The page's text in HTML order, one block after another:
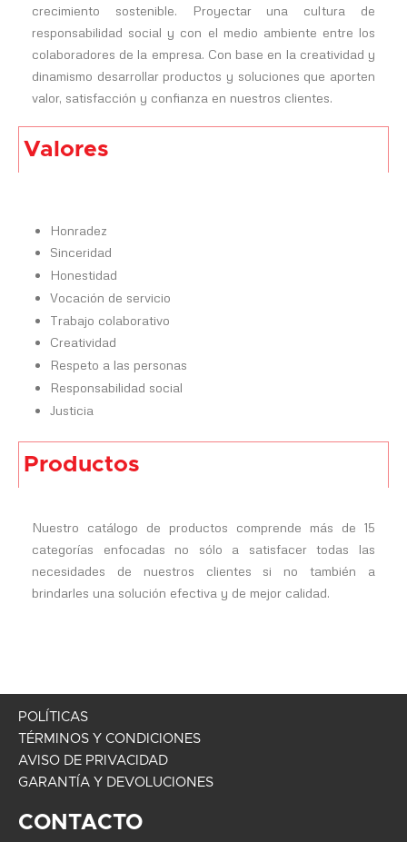
crecimiento sostenible. Proyectar una cultura de
responsabilidad social y con el medio ambiente entre los
colaboradores de la empresa. Con base en la creatividad y
dinamismo desarrollar productos y soluciones que aporten
valor, satisfacción y confianza en nuestros clientes.
Valores
Honradez
Sinceridad
Honestidad
Vocación de servicio
Trabajo colaborativo
Creatividad
Respeto a las personas
Responsabilidad social
Justicia
Productos
Nuestro catálogo de productos comprende más de 15
categorías enfocadas no sólo a satisfacer todas las
necesidades de nuestros clientes si no también a
brindarles una solución efectiva y de mejor calidad.
POLÍTICAS
TÉRMINOS Y CONDICIONES
AVISO DE PRIVACIDAD
GARANTÍA Y DEVOLUCIONES
CONTACTO